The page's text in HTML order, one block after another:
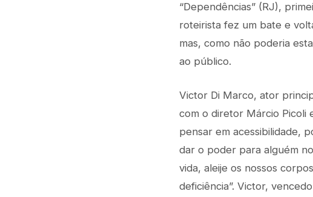
“Dependências” (RJ),
roteirista fez um bate e
mas, como não poderia
ao público.
Victor Di Marco, ator
com o diretor Márcio Picoli
pensar em acessibilidade,
dar o poder para alguém
vida, aleije os nossos
deficiência”. Victor,